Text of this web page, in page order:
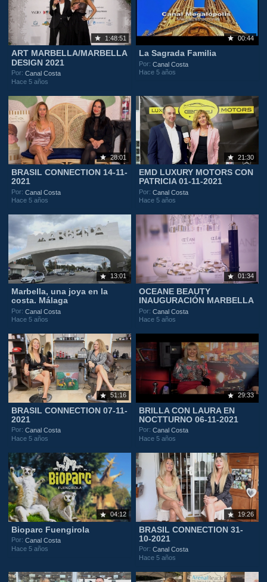
1:48:51
ART MARBELLA/MARBELLA
DESIGN 2021
Por:Canal Costa
Hace 5 años
00:44
La Sagrada Familia
Por:Canal Costa
Hace 5 años
28:01
BRASIL CONNECTION 14-11-
2021
Por:Canal Costa
Hace 5 años
21:30
EMD LUXURY MOTORS CON
PATRICIA 01-11-2021
Por:Canal Costa
Hace 5 años
13:01
Marbella, una joya en la
costa. Málaga
Por:Canal Costa
Hace 5 años
01:34
OCEANE BEAUTY
INAUGURACIÓN MARBELLA
Por:Canal Costa
Hace 5 años
51:16
BRASIL CONNECTION 07-11-
2021
Por:Canal Costa
Hace 5 años
29:33
BRILLA CON LAURA EN
NOCTTURNO 06-11-2021
Por:Canal Costa
Hace 5 años
04:12
Bioparc Fuengirola
Por:Canal Costa
Hace 5 años
19:26
BRASIL CONNECTION 31-
10-2021
Por:Canal Costa
Hace 5 años